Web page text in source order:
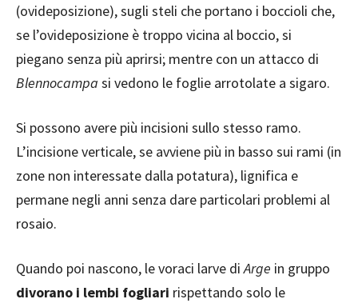
(ovideposizione), sugli steli che portano i boccioli che,
se l’ovideposizione è troppo vicina al boccio, si
piegano senza più aprirsi; mentre con un attacco di
Blennocampa si vedono le foglie arrotolate a sigaro.
Si possono avere più incisioni sullo stesso ramo.
L’incisione verticale, se avviene più in basso sui rami (in
zone non interessate dalla potatura), lignifica e
permane negli anni senza dare particolari problemi al
rosaio.
Quando poi nascono, le voraci larve diArge in gruppo
divorano i lembi fogliari rispettando solo le